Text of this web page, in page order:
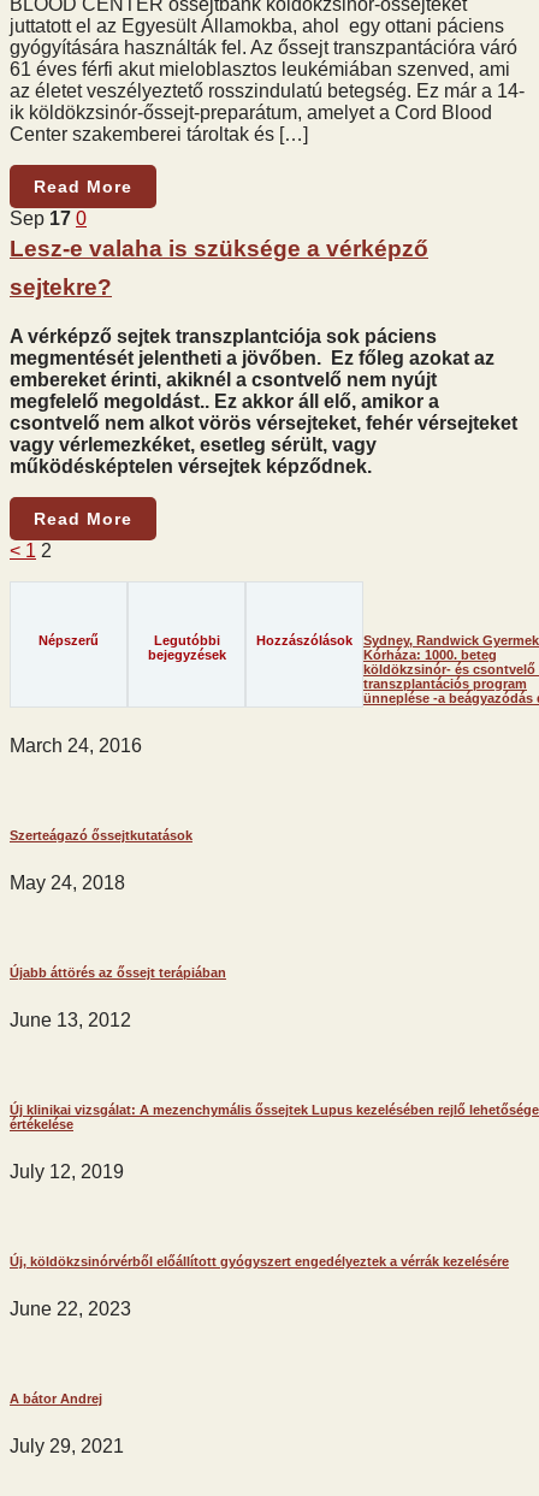
BLOOD CENTER őssejtbank köldökzsinór-őssejteket
juttatott el az Egyesült Államokba, ahol egy ottani páciens
gyógyítására használták fel. Az őssejt transzpantációra váró
61 éves férfi akut mieloblasztos leukémiában szenved, ami
az életet veszélyeztető rosszindulatú betegség. Ez már a 14-
ik köldökzsinór-őssejt-preparátum, amelyet a Cord Blood
Center szakemberei tároltak és […]
Read More
Sep 17 0
Lesz-e valaha is szüksége a vérképző
sejtekre?
A vérképző sejtek transzplantciója sok páciens
megmentését jelentheti a jövőben. Ez főleg azokat az
embereket érinti, akiknél a csontvelő nem nyújt
megfelelő megoldást.. Ez akkor áll elő, amikor a
csontvelő nem alkot vörös vérsejteket, fehér vérsejteket
vagy vérlemezkéket, esetleg sérült, vagy
működésképtelen vérsejtek képződnek.
Read More
< 1 2
Népszerű
Legutóbbi
bejegyzések
Hozzászólások
Sydney, Randwick
Kórháza: 1000. beteg
köldökzsinór- és csontvelő
transzplantációs program
ünneplése -a beágyazódás
March 24, 2016
Szerteágazó őssejtkutatások
May 24, 2018
Újabb áttörés az őssejt terápiában
June 13, 2012
Új klinikai vizsgálat: A mezenchymális őssejtek Lupus kezelésében rejlő
értékelése
July 12, 2019
Új, köldökzsinórvérből előállított gyógyszert engedélyeztek a vérrák kezelésére
June 22, 2023
A bátor Andrej
July 29, 2021